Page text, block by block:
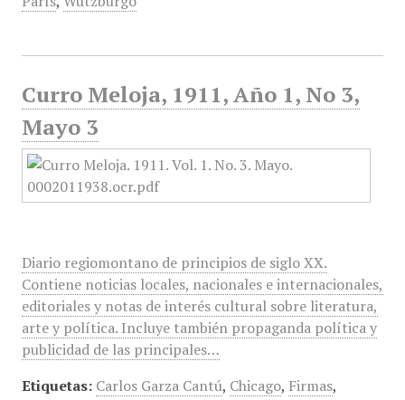
Curro Meloja, 1911, Año 1, No 3,
Mayo 3
Diario regiomontano de principios de siglo XX.
Contiene noticias locales, nacionales e internacionales,
editoriales y notas de interés cultural sobre literatura,
arte y política. Incluye también propaganda política y
publicidad de las principales…
Etiquetas: Carlos Garza Cantú, Chicago, Firmas,